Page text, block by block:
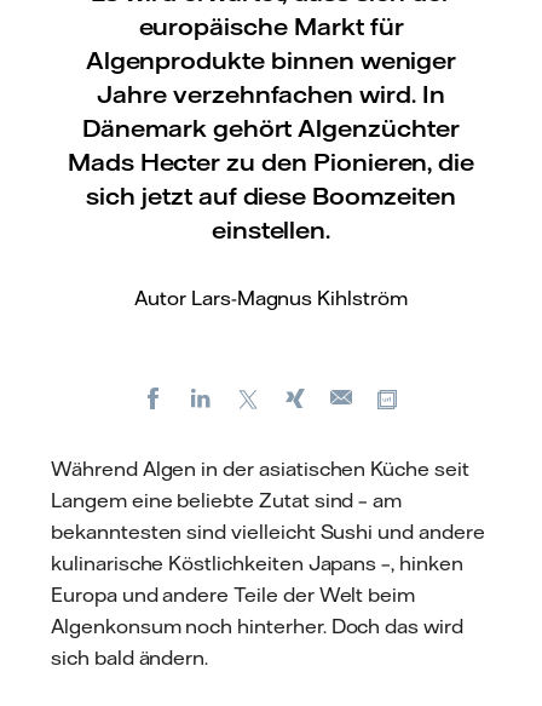
europäische Markt für
Algenprodukte binnen weniger
Jahre verzehnfachen wird. In
Dänemark gehört Algenzüchter
Mads Hecter zu den Pionieren, die
sich jetzt auf diese Boomzeiten
einstellen.
Autor Lars-Magnus Kihlström
FacebookLinkedIn Xing
E-
Während Algen in der asiatischen Küche seit
Langem eine beliebte Zutat sind – am
bekanntesten sind vielleicht Sushi und andere
kulinarische Köstlichkeiten Japans –, hinken
Europa und andere Teile der Welt beim
Algenkonsum noch hinterher. Doch das wird
sich bald ändern.